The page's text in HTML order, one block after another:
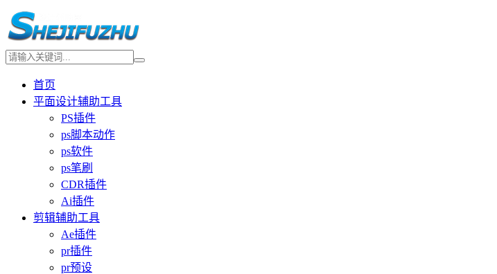
首页
平面设计辅助工具
PS插件
ps脚本动作
ps软件
ps笔刷
CDR插件
Ai插件
剪辑辅助工具
Ae插件
pr插件
pr预设